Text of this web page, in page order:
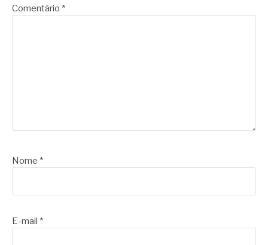
Comentário *
Nome *
E-mail *